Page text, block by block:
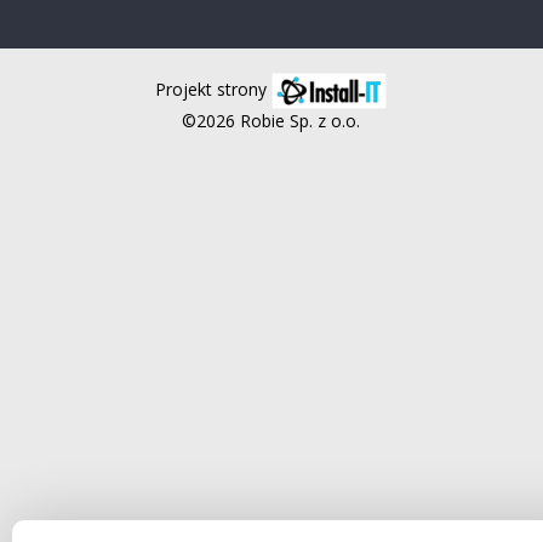
Projekt strony
©2026 Robie Sp. z o.o.